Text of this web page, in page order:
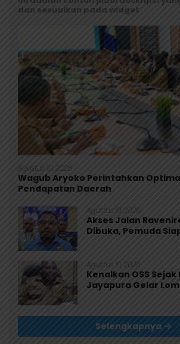
dan sesuaikan pada widget
Agustus 10, 2026
Wagub Aryoko Perintahkan
Pendapatan Daerah
Agustus 10, 2026
Akses Jalan
Dibuka, Pemuda
Agustus 10, 2026
Kenalkan OSS Sejak
Jayapura Gelar
Selengkapnya